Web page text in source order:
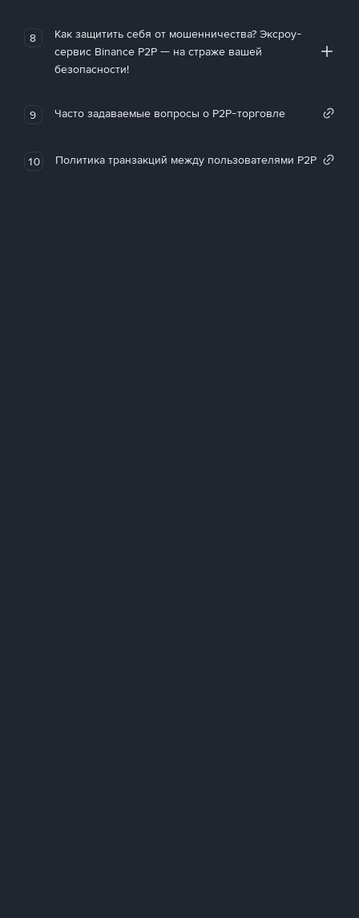
8
Как защитить себя от мошенничества? Эксроу-
сервис Binance P2P — на страже вашей
безопасности!
9 Часто задаваемые вопросы о P2P-торговле
10 Политика транзакций между пользователями P2P